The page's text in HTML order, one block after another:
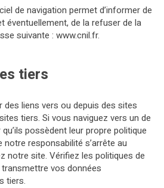
de navigation permet d’informer de
éventuellement, de la refuser de la
suivante : www.cnil.fr.
tiers
liens vers ou depuis des sites
tiers. Si vous naviguez vers un de
possèdent leur propre politique
responsabilité s’arrête au
notre site. Vérifiez les politiques de
vos données
tiers.